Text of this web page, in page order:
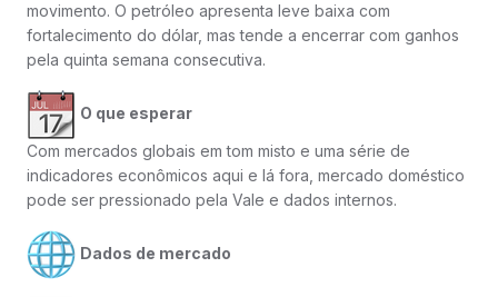
movimento. O petróleo apresenta leve baixa com
fortalecimento do dólar, mas tende a encerrar com ganhos
pela quinta semana consecutiva.
O que esperar
Com mercados globais em tom misto e uma série de
indicadores econômicos aqui e lá fora, mercado doméstico
pode ser pressionado pela Vale e dados internos.
Dados de mercado